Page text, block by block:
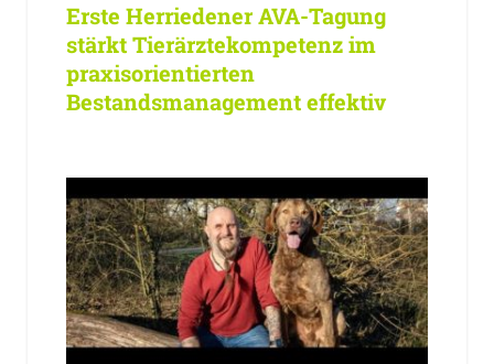
Erste Herriedener AVA-Tagung
stärkt Tierärztekompetenz im
praxisorientierten
Bestandsmanagement effektiv